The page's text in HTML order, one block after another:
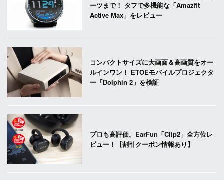
ーツまで！ タフで多機能な「Amazfit
Active Max」をレビュー
コンパクトサイズに大画面＆高画質をオー
ルインワン！ ETOEモバイルプロジェクタ
ー「Dolphin 2」を検証
プロも高評価。EarFun「Clip2」全方位レ
ビュー！【割引クーポン情報あり】